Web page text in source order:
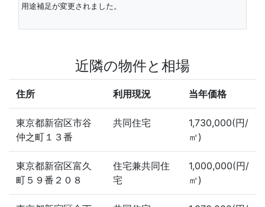
用途補足が変更されました。
近隣の物件と相場
住所 利用現況 当年価格
東京都新宿区市谷
仲之町１３番
共同住宅
1,730,000(円/
㎡)
東京都新宿区富久
町５９番２０８
住宅兼共同住
宅
1,000,000(円/
㎡)